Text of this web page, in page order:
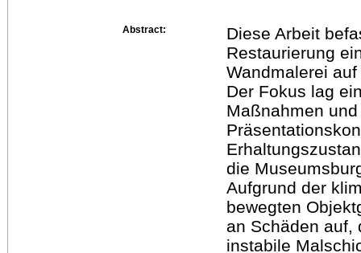
Abstract:
Diese Arbeit
Restaurierung
Wandmalerei
Der Fokus lag
Maßnahmen
die
Aufgrund der
bewegten
an Schäden auf,
instabile